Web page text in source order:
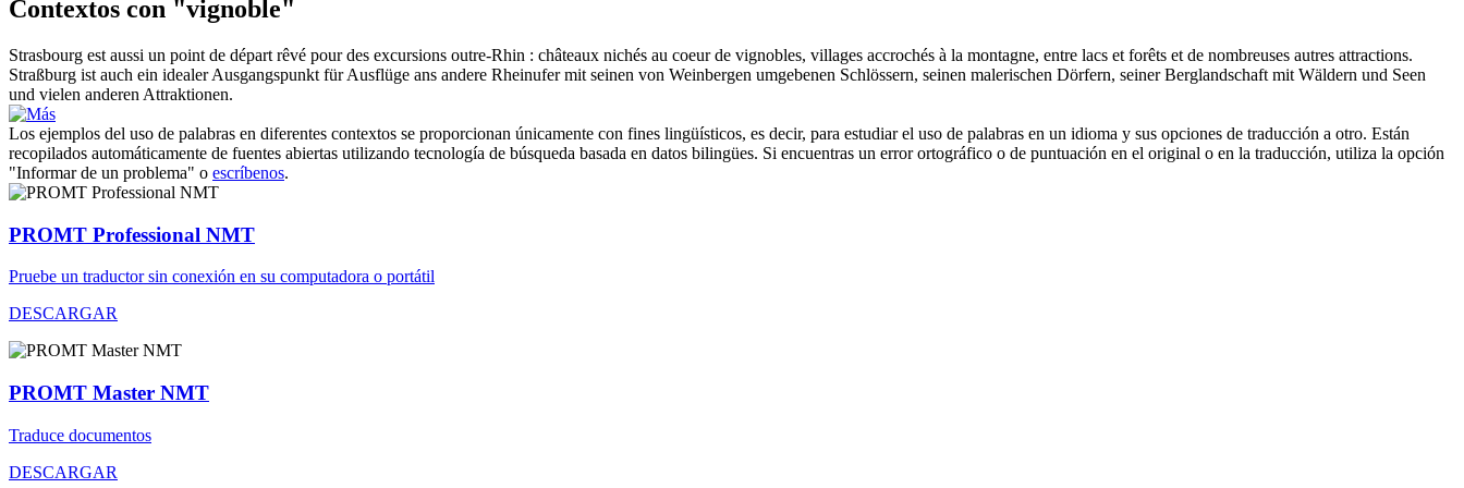
Contextos con "vignoble"
Strasbourg est aussi un point de départ rêvé pour des excursions outre-Rhin : châteaux nichés au coeur de vignobles, villages accrochés à la montagne, entre lacs et forêts et de nombreuses autres attractions.
Straßburg ist auch ein idealer Ausgangspunkt für Ausflüge ans andere Rheinufer mit seinen von Weinbergen umgebenen Schlössern, seinen malerischen Dörfern, seiner Berglandschaft mit Wäldern und Seen
und vielen anderen Attraktionen.
Los ejemplos del uso de palabras en diferentes contextos se proporcionan únicamente con fines lingüísticos, es decir, para estudiar el uso de palabras en un idioma y sus opciones de traducción a otro. Están
recopilados automáticamente de fuentes abiertas utilizando tecnología de búsqueda basada en datos bilingües. Si encuentras un error ortográfico o de puntuación en el original o en la traducción, utiliza la opción
"Informar de un problema" o escríbenos.
PROMT Professional NMT
Pruebe un traductor sin conexión en su computadora o portátil
DESCARGAR
PROMT Master NMT
Traduce documentos
DESCARGAR